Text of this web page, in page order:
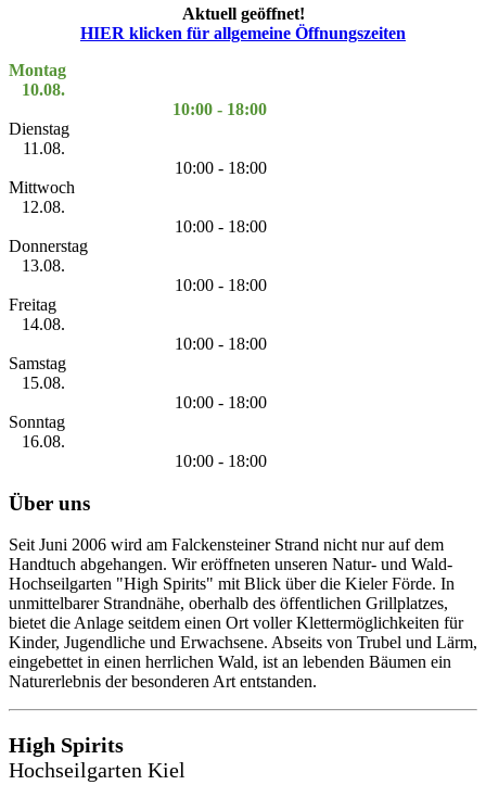
Aktuell geöffnet!
HIER klicken für allgemeine Öffnungszeiten
Montag
10.08.
10:00 - 18:00
Dienstag
11.08.
10:00 - 18:00
Mittwoch
12.08.
10:00 - 18:00
Donnerstag
13.08.
10:00 - 18:00
Freitag
14.08.
10:00 - 18:00
Samstag
15.08.
10:00 - 18:00
Sonntag
16.08.
10:00 - 18:00
Über uns
Seit Juni 2006 wird am Falckensteiner Strand nicht nur auf dem
Handtuch abgehangen. Wir eröffneten unseren Natur- und Wald-
Hochseilgarten "High Spirits" mit Blick über die Kieler Förde. In
unmittelbarer Strandnähe, oberhalb des öffentlichen Grillplatzes,
bietet die Anlage seitdem einen Ort voller Klettermöglichkeiten für
Kinder, Jugendliche und Erwachsene. Abseits von Trubel und Lärm,
eingebettet in einen herrlichen Wald, ist an lebenden Bäumen ein
Naturerlebnis der besonderen Art entstanden.
High Spirits
Hochseilgarten Kiel